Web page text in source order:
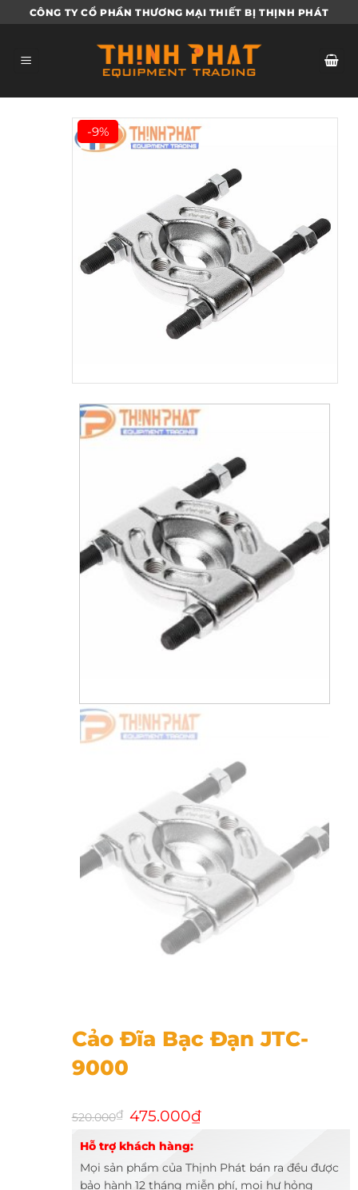
qua
dung
CÔNG TY CỔ PHẦN THƯƠNG MẠI THIẾT BỊ THỊNH PHÁT
-9%
Cảo Đĩa Bạc Đạn JTC-
9000
520.000₫ Giá
gốc
520.000₫.
475.000₫Giá
Hỗ trợ khách hàng:
Mọi sản phẩm của Thịnh Phát bán ra đều được
bảo hành 12 tháng miễn phí, mọi hư hỏng